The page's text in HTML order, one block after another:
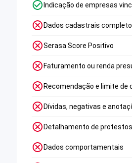
Indicação de empresas
Dados cadastrais
Serasa Score Positivo
Faturamento ou renda
Recomendação e limite de
Dívidas, negativas e
Detalhamento de protestos
Dados comportamentais